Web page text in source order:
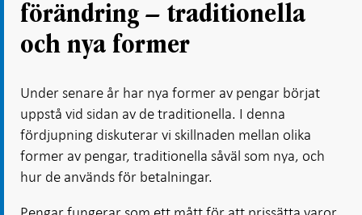
förändring – traditionella
och nya former
Under senare år har nya former av pengar börjat
uppstå vid sidan av de traditionella. I denna
fördjupning diskuterar vi skillnaden mellan olika
former av pengar, traditionella såväl som nya, och
hur de används för betalningar.